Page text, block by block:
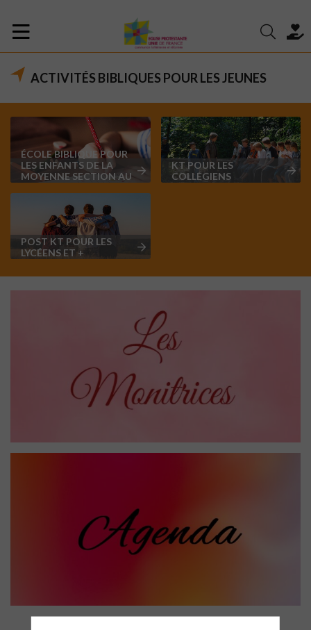
ACTIVITÉS BIBLIQUES POUR LES JEUNES
ÉCOLE BIBLIQUE POUR
LES ENFANTS DE LA
MOYENNE SECTION AU
KT POUR LES
COLLÉGIENS
POST KT POUR LES
LYCÉENS ET +